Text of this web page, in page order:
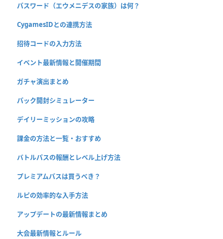
パスワード（エウメニデスの家族）は何？
CygamesIDとの連携方法
招待コードの入力方法
イベント最新情報と開催期間
ガチャ演出まとめ
パック開封シミュレーター
デイリーミッションの攻略
課金の方法と一覧・おすすめ
バトルパスの報酬とレベル上げ方法
プレミアムパスは買うべき？
ルピの効率的な入手方法
アップデートの最新情報まとめ
大会最新情報とルール